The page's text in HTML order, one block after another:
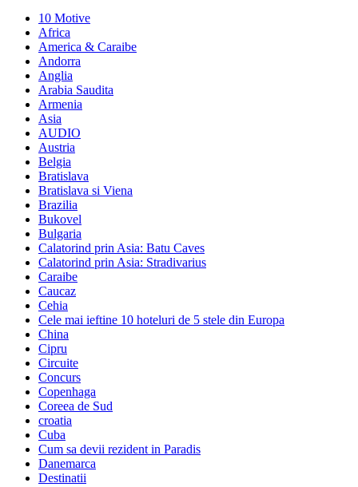
10 Motive
Africa
America & Caraibe
Andorra
Anglia
Arabia Saudita
Armenia
Asia
AUDIO
Austria
Belgia
Bratislava
Bratislava si Viena
Brazilia
Bukovel
Bulgaria
Calatorind prin Asia: Batu Caves
Calatorind prin Asia: Stradivarius
Caraibe
Caucaz
Cehia
Cele mai ieftine 10 hoteluri de 5 stele din Europa
China
Cipru
Circuite
Concurs
Copenhaga
Coreea de Sud
croatia
Cuba
Cum sa devii rezident in Paradis
Danemarca
Destinatii